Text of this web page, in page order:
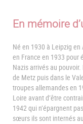
En mémoire
Né en 1930 à Leipzig
en France en 1933 pour
Nazis arrivés au
de Metz puis dans le
troupes allemandes en
Loire avant d’être
1942 qui n’épargnent
sœurs ils sont internés